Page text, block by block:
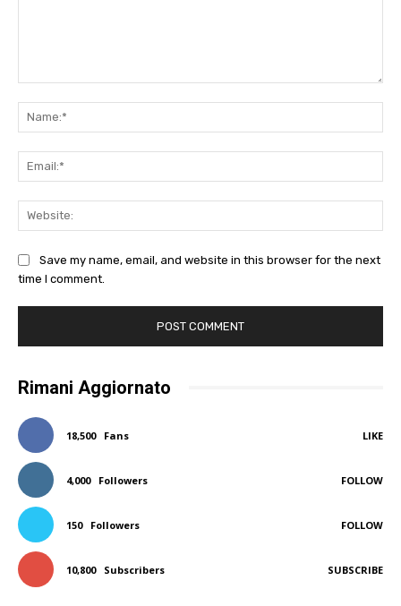
Save my name, email, and website in this browser for the next
time I comment.
Rimani Aggiornato
18,500 Fans LIKE
4,000 Followers FOLLOW
150 Followers FOLLOW
10,800 Subscribers SUBSCRIBE